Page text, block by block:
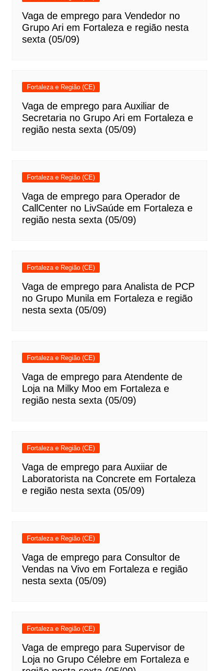
Vaga de emprego para Vendedor no
Grupo Ari em Fortaleza e região nesta
sexta (05/09)
Fortaleza e Região (CE)
Vaga de emprego para Auxiliar de
Secretaria no Grupo Ari em Fortaleza e
região nesta sexta (05/09)
Fortaleza e Região (CE)
Vaga de emprego para Operador de
CallCenter no LivSaúde em Fortaleza e
região nesta sexta (05/09)
Fortaleza e Região (CE)
Vaga de emprego para Analista de PCP
no Grupo Munila em Fortaleza e região
nesta sexta (05/09)
Fortaleza e Região (CE)
Vaga de emprego para Atendente de
Loja na Milky Moo em Fortaleza e
região nesta sexta (05/09)
Fortaleza e Região (CE)
Vaga de emprego para Auxiiar de
Laboratorista na Concrete em Fortaleza
e região nesta sexta (05/09)
Fortaleza e Região (CE)
Vaga de emprego para Consultor de
Vendas na Vivo em Fortaleza e região
nesta sexta (05/09)
Fortaleza e Região (CE)
Vaga de emprego para Supervisor de
Loja no Grupo Célebre em Fortaleza e